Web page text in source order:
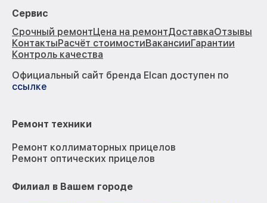
Сервис
Срочный ремонтЦена на ремонтДоставкаОтзывы
КонтактыРасчёт стоимостиВакансииГарантии
Контроль качества
Официальный сайт бренда Elcan доступен по
ссылке
Ремонт техники
Ремонт коллиматорных прицелов
Ремонт оптических прицелов
Филиал в Вашем городе